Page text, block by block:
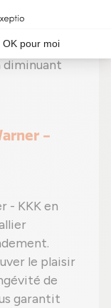
€)
hésiter ?
-
- KKK en
le plaisir
de
garantit